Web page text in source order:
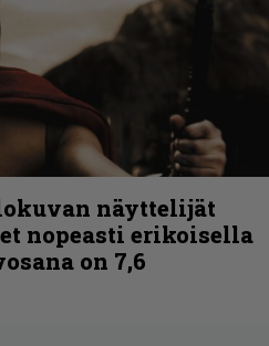
näyttelijät
nopeasti erikoisella
on 7,6